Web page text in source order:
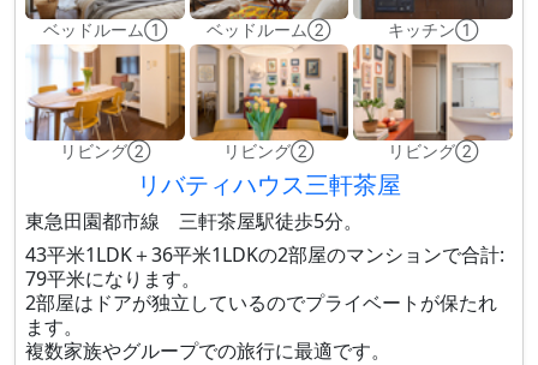
ベッドルーム① ベッドルーム② キッチン①
リビング② リビング② リビング②
リバティハウス三軒茶屋
東急田園都市線 三軒茶屋駅徒歩5分。
43平米1LDK＋36平米1LDKの2部屋のマンションで合計:
79平米になります。
2部屋はドアが独立しているのでプライベートが保たれ
ます。
複数家族やグループでの旅行に最適です。